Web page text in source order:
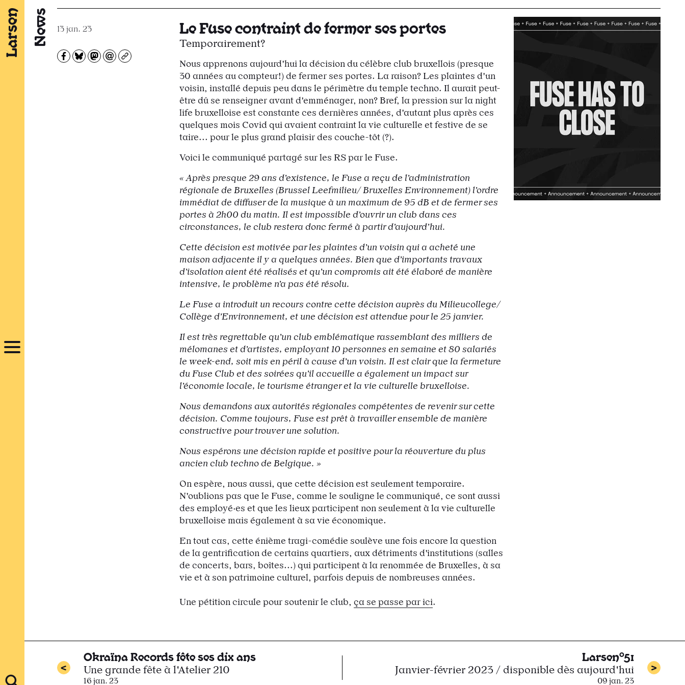
News 13 jan. 23
Partagez sur Facebook
Partager sur Bluesky
Partager sur Mastodon
Partagez par e-mail
Copiez l’url
Le Fuse contraint de fermer ses portes
Temporairement?
Nous apprenons aujourd'hui la décision du célèbre club bruxellois (presque
30 années au compteur!) de fermer ses portes. La raison? Les plaintes d'un
voisin, installé depuis peu dans le périmètre du temple techno. Il aurait peut-
être dû se renseigner avant d'emménager, non? Bref, la pression sur la night
life bruxelloise est constante ces dernières années, d'autant plus après ces
quelques mois Covid qui avaient contraint la vie culturelle et festive de se
taire... pour le plus grand plaisir des couche-tôt (?).
Voici le communiqué partagé sur les RS par le Fuse.
« Après presque 29 ans d’existence, le Fuse a reçu de l’administration
régionale de Bruxelles (Brussel Leefmilieu/ Bruxelles Environnement) l’ordre
immédiat de diffuser de la musique à un maximum de 95 dB et de fermer ses
portes à 2h00 du matin. Il est impossible d’ouvrir un club dans ces
circonstances, le club restera donc fermé à partir d’aujourd’hui.
Cette décision est motivée par les plaintes d’un voisin qui a acheté une
maison adjacente il y a quelques années. Bien que d’importants travaux
d’isolation aient été réalisés et qu’un compromis ait été élaboré de manière
intensive, le problème n’a pas été résolu.
Le Fuse a introduit un recours contre cette décision auprès du Milieucollege/
Collège d’Environnement, et une décision est attendue pour le 25 janvier.
Il est très regrettable qu’un club emblématique rassemblant des milliers de
mélomanes et d’artistes, employant 10 personnes en semaine et 80 salariés
le week-end, soit mis en péril à cause d’un voisin. Il est clair que la fermeture
du Fuse Club et des soirées qu’il accueille a également un impact sur
l’économie locale, le tourisme étranger et la vie culturelle bruxelloise.
Nous demandons aux autorités régionales compétentes de revenir sur cette
décision. Comme toujours, Fuse est prêt à travailler ensemble de manière
constructive pour trouver une solution.
Nous espérons une décision rapide et positive pour la réouverture du plus
ancien club techno de Belgique. »
On espère, nous aussi, que cette décision est seulement temporaire.
N'oublions pas que le Fuse, comme le souligne le communiqué, ce sont aussi
des employé·es et que les lieux participent non seulement à la vie culturelle
bruxelloise mais également à sa vie économique.
En tout cas, cette énième tragi-comédie soulève une fois encore la question
de la gentrification de certains quartiers, aux détriments d'institutions (salles
de concerts, bars, boîtes...) qui participent à la renommée de Bruxelles, à sa
vie et à son patrimoine culturel, parfois depuis de nombreuses années.
Une pétition circule pour soutenir le club, ça se passe par ici.
Okraïna Records fête ses dix ans
Une grande fête à l'Atelier 210
16 jan. 23
Larsen°51
Janvier-février 2023 / disponible dès aujourd'hui
09 jan. 23